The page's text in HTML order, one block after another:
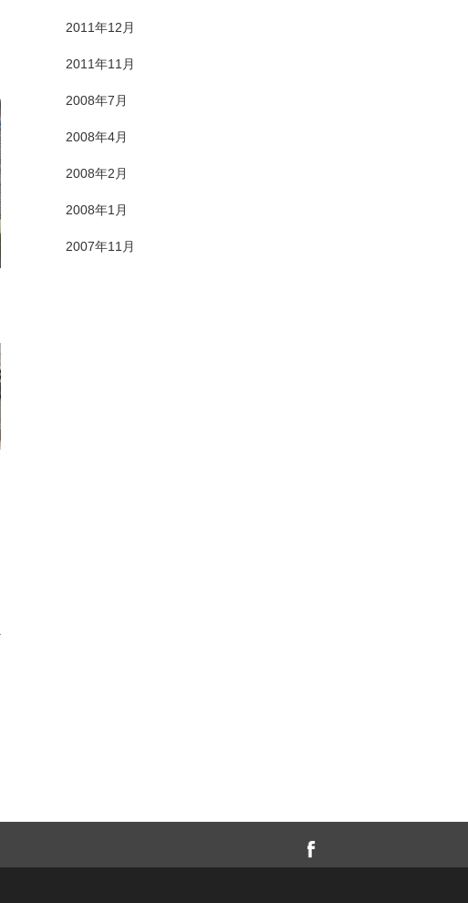
2011年12月
2011年11月
2008年7月
2008年4月
2008年2月
2008年1月
2007年11月